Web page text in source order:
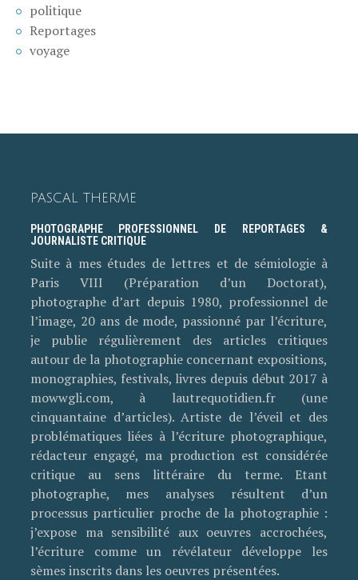
politique
Reportages
voyage
PASCAL THERME
PHOTOGRAPHE PROFESSIONNEL DE REPORTAGES &
JOURNALISTE CRITIQUE
Suite à mes études de lettres et de sémiologie à
Paris VIII (Préparation d’un Doctorat),
photographe d’art depuis 1980, professionnel de
l’image, 20 ans de mode, passionné par l’écriture,
je publie régulièrement des articles critiques
autour de la photographie concernant expositions,
monographies, festivals, livres depuis début 2017 à
mowwgli.com, à lautrequotidien.fr (une
cinquantaine d’articles). Artiste de l’éveil et des
problématiques liées à l’écriture photographique,
rédacteur engagé, ma production est considérée
critique au sens littéraire du terme. Etant
photographe, mes analyses résultent d’un
processus particulier proche de la photographie :
j’expose ma sensibilité aux oeuvres accrochées,
l’écriture comme un révélateur développe les
sèmes inscrits dans les oeuvres présentées.